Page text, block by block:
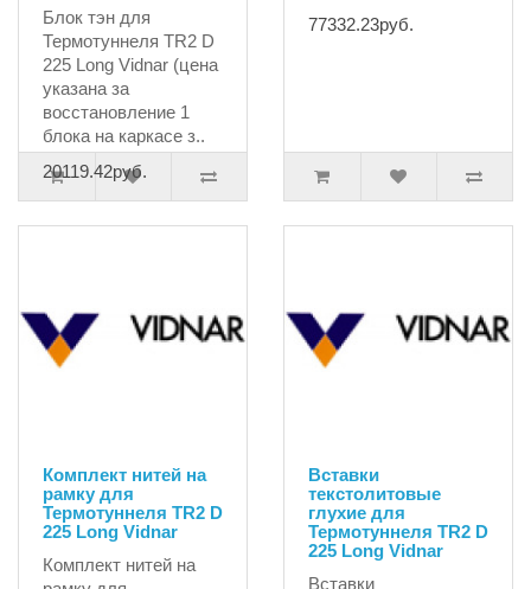
Блок тэн для
Термотуннеля TR2 D
225 Long Vidnar (цена
указана за
восстановление 1
блока на каркасе з..
20119.42руб.
77332.23руб.
Комплект нитей на
рамку для
Термотуннеля TR2 D
225 Long Vidnar
Комплект нитей на
Вставки
текстолитовые
глухие для
Термотуннеля TR2 D
225 Long Vidnar
Вставки